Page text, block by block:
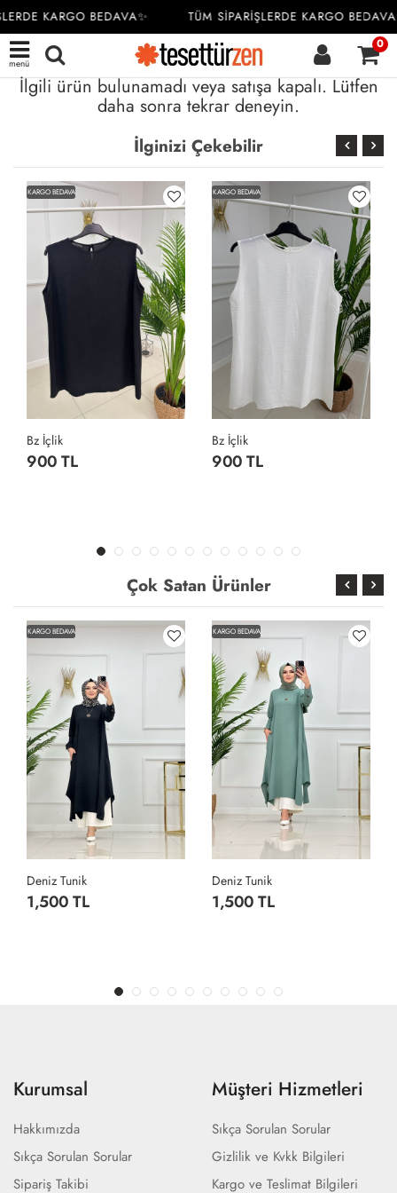
KARGO BEDAVA✨ TÜM SİPARİŞLERDE KARGO
menü
0
İlgili ürün bulunamadı veya satışa kapalı. Lütfen
daha sonra tekrar deneyin.
İlginizi Çekebilir
KARGO BEDAVA
Bz İçlik
900 TL
KARGO BEDAVA
Bz İçlik
900 TL
Çok Satan Ürünler
KARGO BEDAVA
Deniz Tunik
1,500 TL
KARGO BEDAVA
Deniz Tunik
1,500 TL
Kurumsal
Hakkımızda
Sıkça Sorulan Sorular
Sipariş Takibi
Müşteri Hizmetleri
Sıkça Sorulan Sorular
Gizlilik ve Kvkk Bilgileri
Kargo ve Teslimat Bilgileri